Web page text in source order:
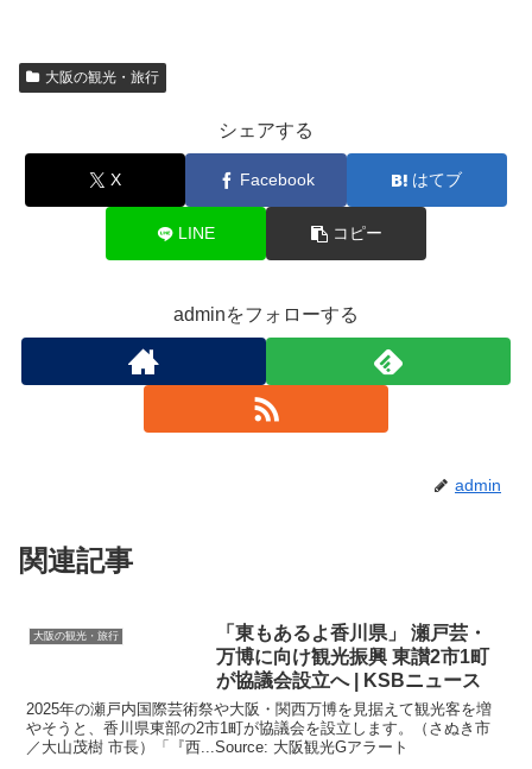
大阪の観光・旅行
シェアする
X Facebook はてブ
LINE コピー
adminをフォローする
admin
関連記事
大阪の観光・旅行
「東もあるよ香川県」 瀬戸芸・
万博に向け観光振興 東讃2市1町
が協議会設立へ | KSBニュース
2025年の瀬戸内国際芸術祭や大阪・関西万博を見据えて観光客を増
やそうと、香川県東部の2市1町が協議会を設立します。（さぬき市
／大山茂樹 市長）「『西...Source: 大阪観光Gアラート